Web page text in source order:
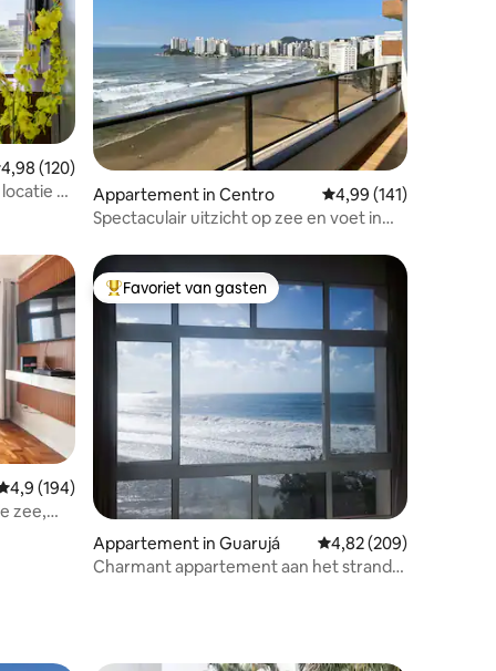
beoordeling van 4,98 uit 5, 120 recensies
4,98 (120)
5
Appartement in Centro Gemiddelde
4,99 (141)
Spectaculair uitzicht op zee en voet in
beoordeling van 4,9 uit 5, 194 recensies
4,9 (194)
zee,
Topfavoriet van gasten
Favoriet van gasten
Appartement in Guarujá Gemiddelde
4,82 (209)
Charmant appartement aan het strand